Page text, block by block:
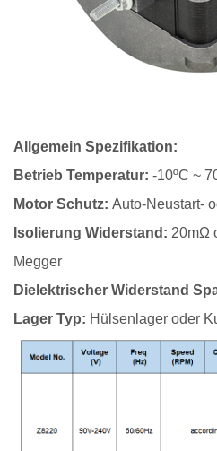
Allgemein Spezifikation:
Betrieb Temperatur: -10ºC ~
Motor Schutz: Auto-Neustart-
Isolierung Widerstand: 20mΩ
Megger
Dielektrischer Widerstand
Lager Typ: Hülsenlager oder